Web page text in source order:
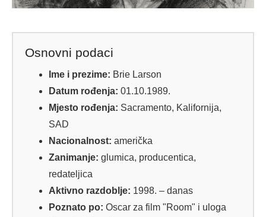
Osnovni podaci
Ime i prezime: Brie Larson
Datum rođenja: 01.10.1989.
Mjesto rođenja: Sacramento, Kalifornija,
SAD
Nacionalnost: američka
Zanimanje: glumica, producentica,
redateljica
Aktivno razdoblje: 1998. – danas
Poznato po: Oscar za film "Room" i uloga